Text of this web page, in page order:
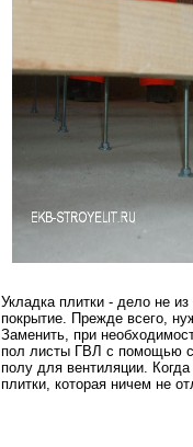
Укладка плитки - дело не
покрытие. Прежде всего,
Заменить, при
пол листы ГВЛ с помощью
полу для вентиляции.
плитки, которая ничем не